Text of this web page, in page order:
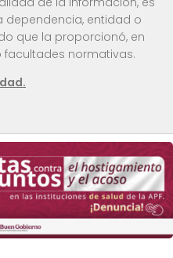
dependencia, entidad o
que la proporcionó, en
normativas.